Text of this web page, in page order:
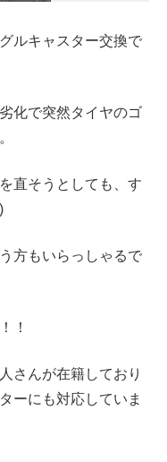
ルキャスター交換で
化で突然タイヤのゴ
直そうとしても、す
方もいらっしゃるで
！
さんが在籍しており
ーにも対応していま